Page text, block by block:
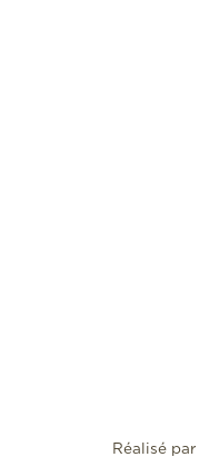
Réalisé par